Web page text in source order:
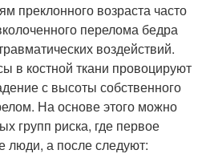
преклонного возраста часто
перелома бедра
воздействий.
в костной ткани провоцируют
с высоты собственного
На основе этого можно
групп риска, где первое
люди, а после следуют: